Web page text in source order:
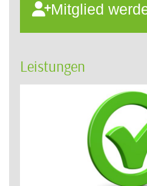
Mitglied
Leistungen